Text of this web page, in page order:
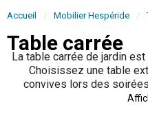
Accueil Mobilier Hespéride
Table carrée
La table carrée de jardin
Choisissez une table
convives lors des